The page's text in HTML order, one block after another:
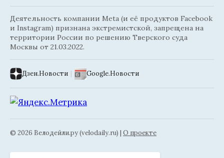
Деятельность компании Meta (и её продуктов Facebook
и Instagram) признана экстремистской, запрещена на
территории России по решению Тверского суда
Москвы от 21.03.2022.
Дзен.Новости | Google.Новости
© 2026 Велодейли.ру (velodaily.ru) | О проекте